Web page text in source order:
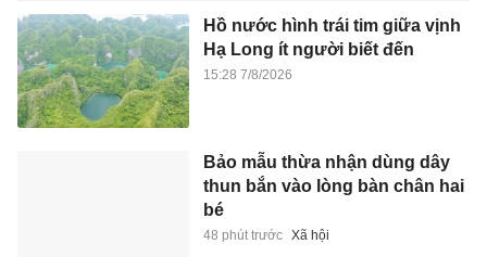
Hồ nước hình trái tim giữa vịnh
Hạ Long ít người biết đến
15:28 7/8/2026
Bảo mẫu thừa nhận dùng dây
thun bắn vào lòng bàn chân hai
bé
48 phút trước Xã hội